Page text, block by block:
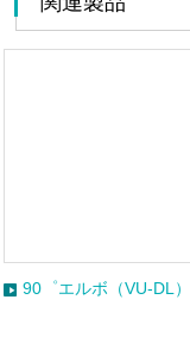
エルボ（VU-DL）